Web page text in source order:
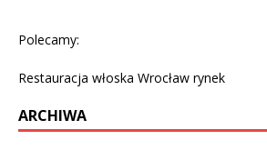
Polecamy:
Restauracja włoska Wrocław rynek
ARCHIWA